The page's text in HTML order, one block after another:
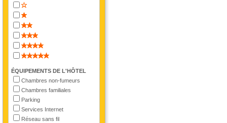
ÉQUIPEMENTS DE L'HÔTEL
Chambres non-fumeurs
Chambres familiales
Parking
Services Internet
Réseau sans fil